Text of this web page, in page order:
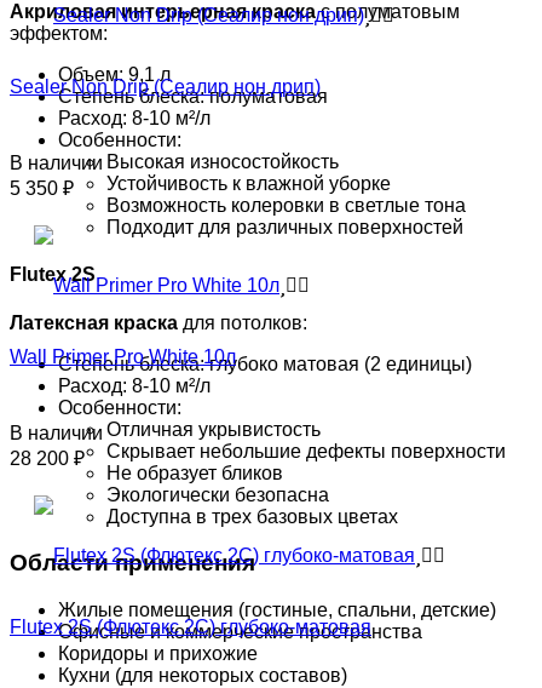
Акриловая интерьерная краскас полуматовым
эффектом:
Объем: 9,1 л
Степень блеска: полуматовая
Расход: 8-10 м²/л
Особенности:
Высокая износостойкость
Устойчивость к влажной уборке
Возможность колеровки в светлые тона
Подходит для различных поверхностей
Flutex 2S
Латексная краска для потолков:
Степень блеска: глубоко матовая (2 единицы)
Расход: 8-10 м²/л
Особенности:
Отличная укрывистость
Скрывает небольшие дефекты поверхности
Не образует бликов
Экологически безопасна
Доступна в трех базовых цветах
Области применения
Жилые помещения (гостиные, спальни, детские)
Офисные и коммерческие пространства
Коридоры и прихожие
Кухни (для некоторых составов)
Sealer Non Drip (Сеалир нон дрип)
В наличии
5 350 ₽
Wall Primer Pro White 10л
В наличии
28 200 ₽
Flutex 2S (Флютекс 2С) глубоко-матовая